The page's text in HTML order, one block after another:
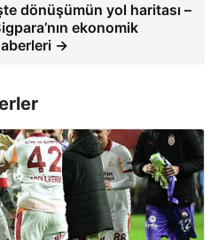
dönüşümün yol haritası –
ekonomik
→